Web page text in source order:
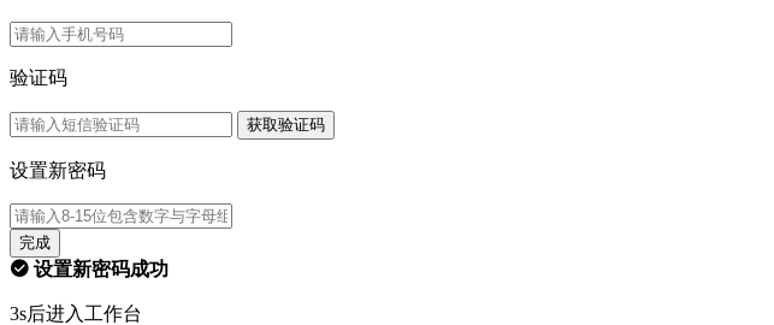
验证码
获取验证码
设置新密码
完成
设置新密码成功
3s后进入工作台